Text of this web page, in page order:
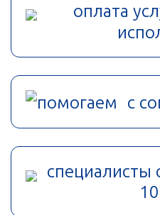
оплата
помогаем с
специалисты